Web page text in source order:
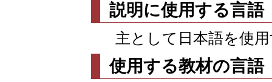
説明に使用する言語
主として日本語を使
使用する教材の言語